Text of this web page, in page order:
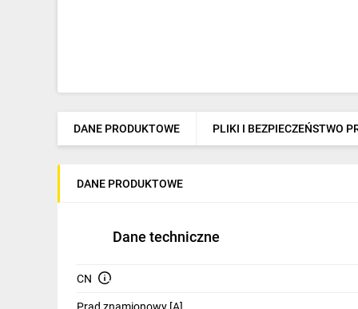
DANE PRODUKTOWE PLIKI I BEZPIECZEŃSTWO
DANE PRODUKTOWE
Dane techniczne
CN